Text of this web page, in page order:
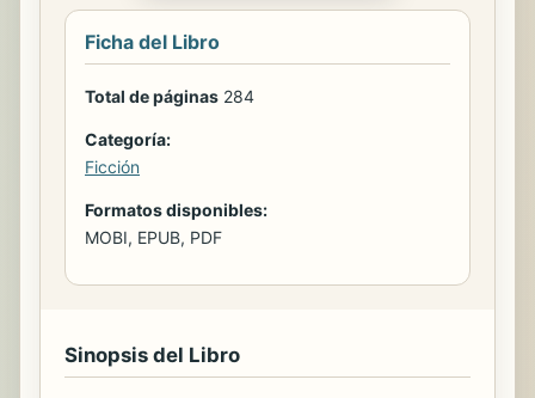
Ficha del Libro
Total de páginas 284
Categoría:
Ficción
Formatos disponibles:
MOBI, EPUB, PDF
Sinopsis del Libro